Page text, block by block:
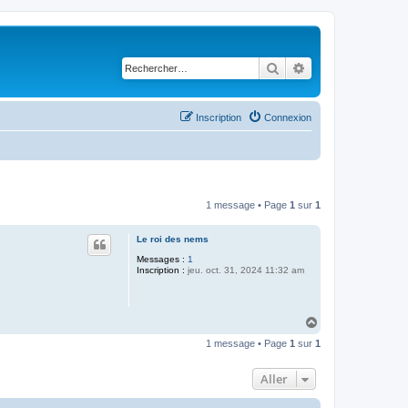
Rechercher
Connexion
Inscription
1 message • Page 1 sur 1
Le roi des nems
Messages : 1
Inscription : jeu. oct. 31, 2024 11:32 am
u
1 message • Page 1 sur 1
Aller